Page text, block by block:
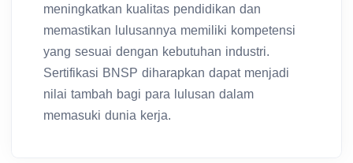
meningkatkan kualitas pendidikan dan
memastikan lulusannya memiliki kompetensi
yang sesuai dengan kebutuhan industri.
Sertifikasi BNSP diharapkan dapat menjadi
nilai tambah bagi para lulusan dalam
memasuki dunia kerja.